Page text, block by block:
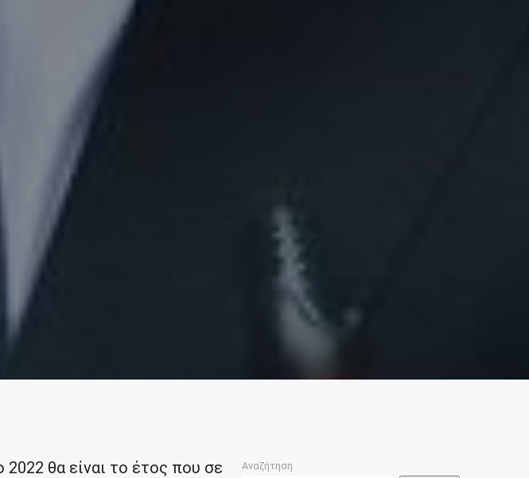
θα είναι το έτος που σε
Αναζήτηση